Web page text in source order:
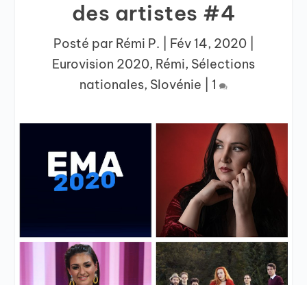
des artistes #4
Posté par Rémi P. Fév 14, 2020|
Eurovision 2020, Rémi, Sélections
nationales, Slovénie 1